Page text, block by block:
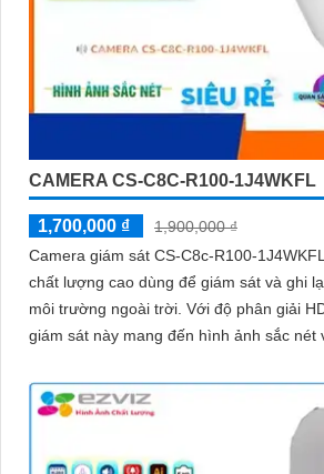
CAMERA CS-C8C-R100-1J4WKFL
1,700,000 ₫
1,900,000 ₫
Camera giám sát CS-C8c-R100-
chất lượng cao dùng để giám sát và ghi
môi trường ngoài trời. Với độ phân giải HD 1080p, camera
giám sát này mang đến hình ảnh sắc nét